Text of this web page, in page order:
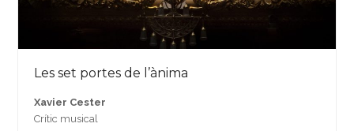
Les set portes de l’ànima
Xavier Cester
Crític musical